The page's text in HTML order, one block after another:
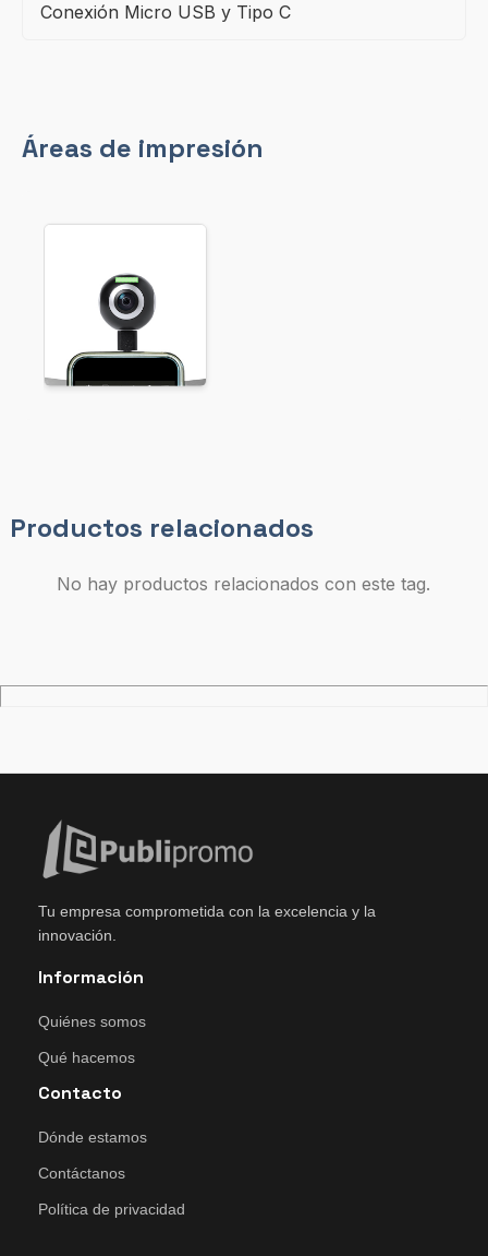
Conexión Micro USB y Tipo C
Áreas de impresión
Productos relacionados
No hay productos relacionados con este tag.
Tu empresa comprometida con la excelencia y la
innovación.
Información
Quiénes somos
Qué hacemos
Contacto
Dónde estamos
Contáctanos
Política de privacidad